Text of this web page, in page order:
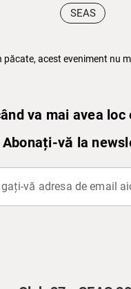
SEAS
păcate, acest eveniment nu
va mai avea loc
Abonați-vă la
vă adresa de email